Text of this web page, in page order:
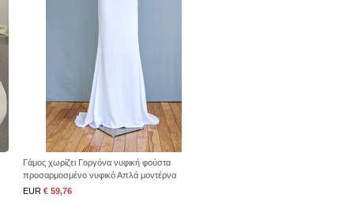
Γάμος χωρίζει Γοργόνα νυφική φούστα
προσαρμοσμένο νυφικό Απλά μοντέρνα
χωρίσματα γάμου
EUR € 59,76